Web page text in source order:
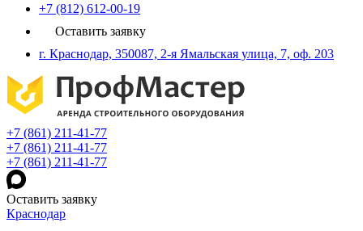
+7 (812) 612-00-19
Оставить заявку
г. Краснодар, 350087, 2-я Ямальская улица, 7, оф. 203
+7 (861) 211-41-77
+7 (861) 211-41-77
+7 (861) 211-41-77
Оставить заявку
Краснодар